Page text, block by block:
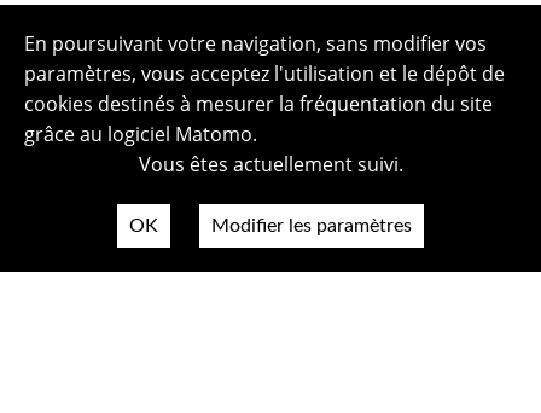
En poursuivant votre navigation, sans modifier vos
paramètres, vous acceptez l'utilisation et le dépôt de
cookies destinés à mesurer la fréquentation du site
grâce au logiciel Matomo.
Vous êtes actuellement suivi.
OK Modifier les paramètres